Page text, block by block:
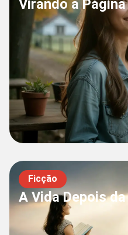
Virando a Página
A Vida Depois
Ficção